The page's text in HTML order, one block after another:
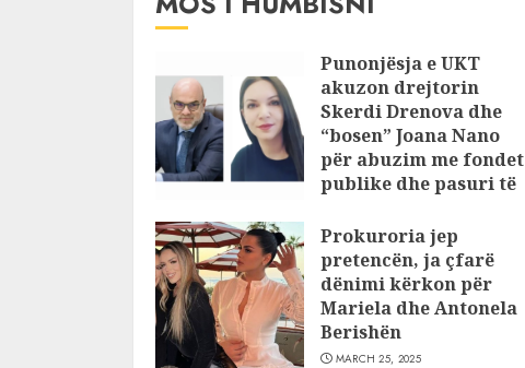
Punonjësja e UKT
akuzon drejtorin
Skerdi Drenova dhe
“bosen” Joana Nano
për abuzim me fondet
publike dhe pasuri të
JULY 24, 2025
Prokuroria jep
pretencën, ja çfarë
dënimi kërkon për
Mariela dhe Antonela
Berishën
MARCH 25, 2025